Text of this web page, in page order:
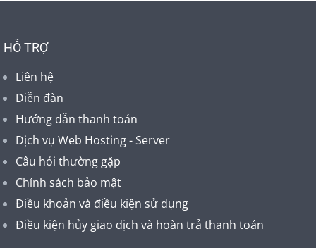
HỖ TRỢ
Liên hệ
Diễn đàn
Hướng dẫn thanh toán
Dịch vụ Web Hosting - Server
Câu hỏi thường gặp
Chính sách bảo mật
Điều khoản và điều kiện sử dụng
Điều kiện hủy giao dịch và hoàn trả thanh toán